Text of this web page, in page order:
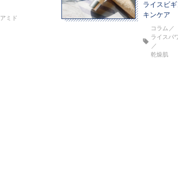
ミド
ライスビ
キンケア
コラム
ライスパ
乾燥肌